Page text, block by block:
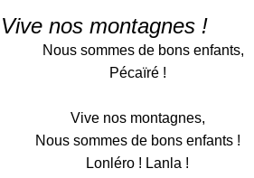
nos
sommes de bons
Pécaïré !
Vive nos montagnes,
Nous sommes de bons enfants !
Lonléro ! Lanla !